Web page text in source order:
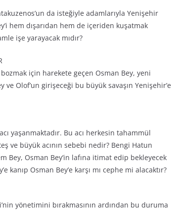
da isteğiyle adamlarıyla Yenişehir
hem dışarıdan hem de içeriden kuşatmak
işe yarayacak mıdır?
için harekete geçen Osman Bey, yeni
Olof’un girişeceği bu büyük savaşın Yenişehir’e
yaşanmaktadır. Bu acı herkesin tahammül
ve büyük acının sebebi nedir? Bengi Hatun
Bey, Osman Bey’in lafına itimat edip bekleyecek
kanıp Osman Bey’e karşı mı cephe mi alacaktır?
yönetimini bırakmasının ardından bu duruma